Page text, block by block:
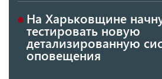
На Харьковщине
тестировать новую
детализированную
оповещения